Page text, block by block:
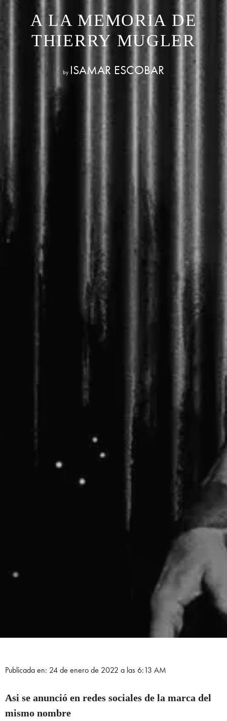
A LA MEMORIA DE
THIERRY MUGLER
by ISAMAR ESCOBAR
Publicada en: 24 de enero de 2022 a las 6:13 AM
Asi se anunció en redes sociales de la marca del
mismo nombre